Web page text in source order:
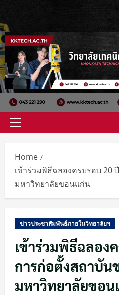
Home
เข้าร่วมพิธีฉลองครบรอบ 20
มหาวิทยาลัยขอนแก่น
ข่าวประชาสัมพันธ์ภายในวิทยาลัยฯ
เข้าร่วมพิธีฉลอง
การก่อตั้งสถาบัน
มหาวิทยาลัยขอน